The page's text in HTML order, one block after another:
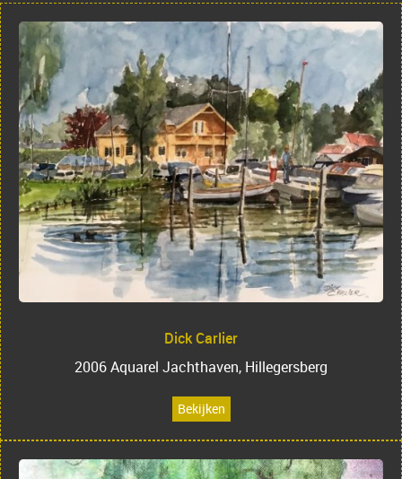
Dick Carlier
2006 Aquarel Jachthaven, Hillegersberg
Bekijken